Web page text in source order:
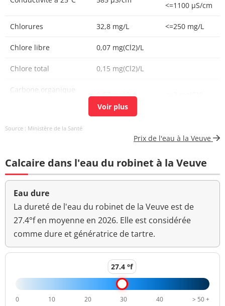
<=1100 µS/cm
Chlorures 32,8 mg/L <=250 mg/L
Chlore libre 0,07 mg(Cl2)/L
Chlore total 0,15 mg(Cl2)/L
Carbone organique
0,57 mg(C)/L
anormal
/100ml-MS
Bact. aér. revivifiables
13 n/mL
Bact. aér. revivifiables
10 n/mL
Hydrogénocarbonates 242 mg/L
Magnésium 1,6 mg(Mg)/L
Source : Ministère de la Santé
Prix de l'eau à la Veuve
Calcaire dans l'eau du robinet à la Veuve
Eau dure
La dureté de l'eau du robinet de la Veuve est de
27.4°f en moyenne en 2026. Elle est considérée
comme dure et génératrice de tartre.
27.4 °f
0 10 20 30 40 > 50 +